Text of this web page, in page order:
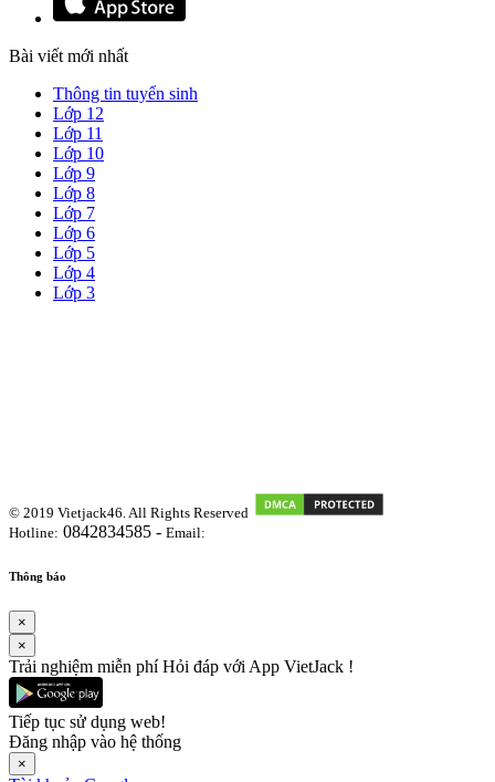
Bài viết mới nhất
Thông tin tuyển sinh
Lớp 12
Lớp 11
Lớp 10
Lớp 9
Lớp 8
Lớp 7
Lớp 6
Lớp 5
Lớp 4
Lớp 3
© 2019 Vietjack46. All Rights Reserved
Hotline: 0842834585 - Email:
Thông báo
×
×
Trải nghiệm miễn phí Hỏi đáp với App VietJack !
Tiếp tục sử dụng web!
Đăng nhập vào hệ thống
×